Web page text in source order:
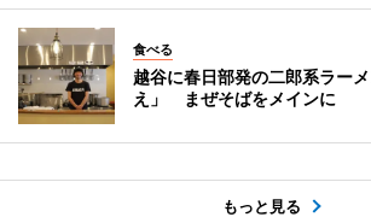
食べる
越谷に春日部発の二郎系ラー
え」 まぜそばをメインに
もっと見る